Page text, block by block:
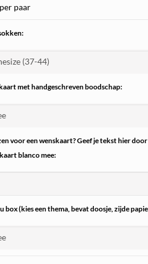
paar
met handgeschreven boodschap:
voor een wenskaart? Geef je tekst hier
blanco mee:
box (kies een thema, bevat doosje, zijde